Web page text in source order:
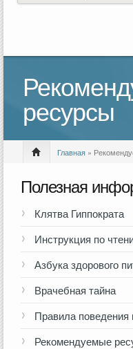
ресурсы
Главная »
Полезная
Клятва Гиппократа
Инструкция по
Азбука здорового
Врачебная тайна
Правила поведения
Рекомендуемые